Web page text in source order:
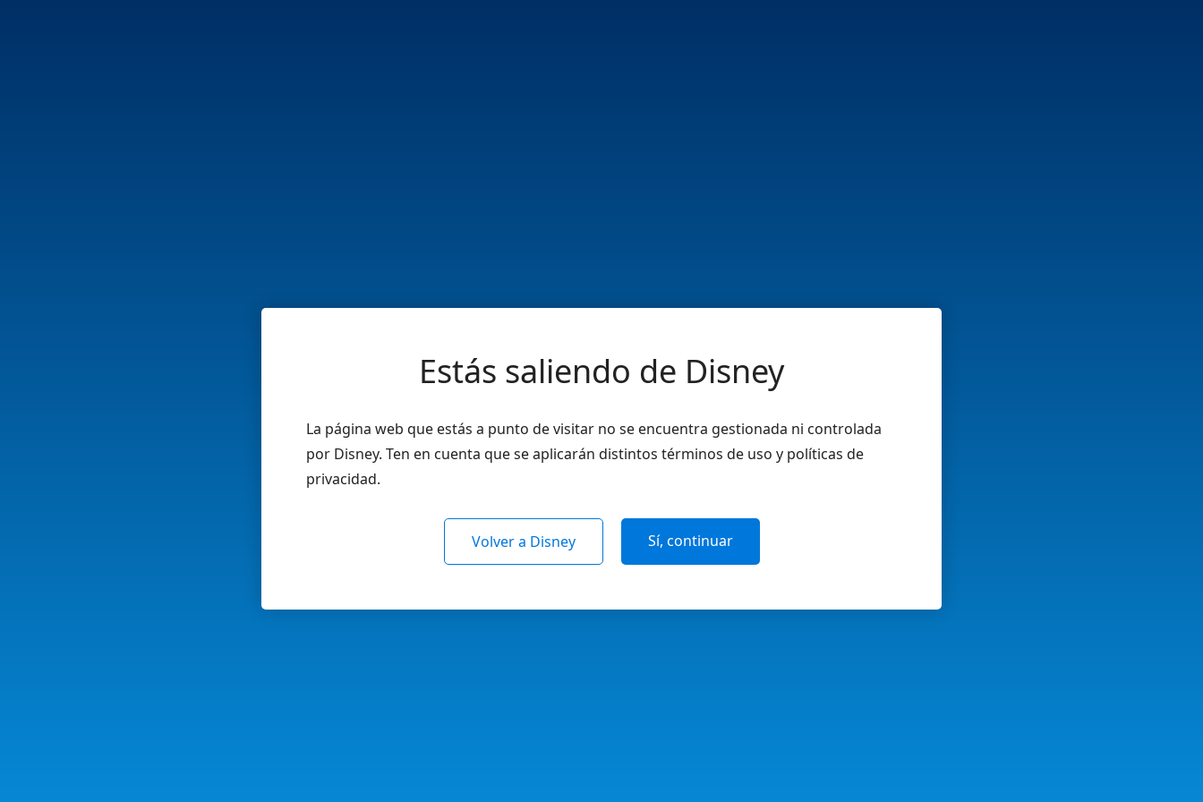
Estás saliendo de Disney
La página web que estás a punto de visitar no se encuentra gestionada ni controlada
por Disney. Ten en cuenta que se aplicarán distintos términos de uso y políticas de
privacidad.
Volver a Disney Sí, continuar